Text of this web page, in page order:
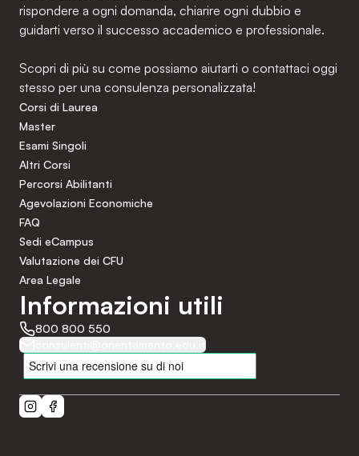
rispondere a ogni domanda, chiarire ogni dubbio e
guidarti verso il successo accademico e professionale.
Scopri di più su come possiamo aiutarti o contattaci oggi
stesso per una consulenza personalizzata!
Corsi di Laurea
Master
Esami Singoli
Altri Corsi
Percorsi Abilitanti
Agevolazioni Economiche
FAQ
Sedi eCampus
Valutazione dei CFU
Area Legale
Informazioni utili
800 800 550
consulenti@orientamento.edu.it